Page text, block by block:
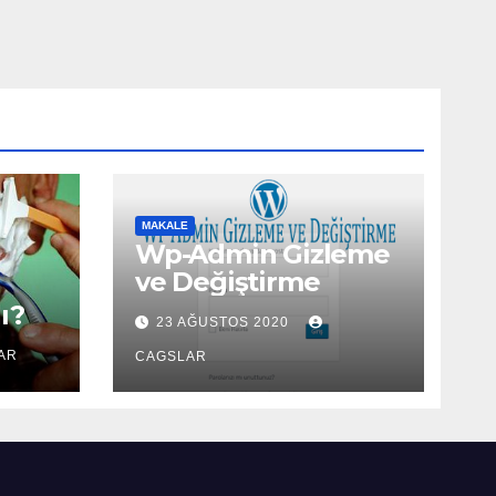
MAKALE
Wp-Admin Gizleme
ve Değiştirme
23 AĞUSTOS 2020
CAGSLAR